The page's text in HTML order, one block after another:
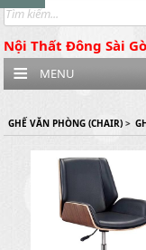
Nội Thất Đông Sài
MENU
GHẾ VĂN PHÒNG (CHAIR) >